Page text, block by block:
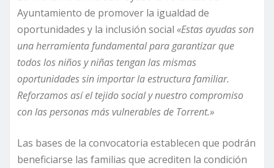
Ayuntamiento de promover la igualdad de
oportunidades y la inclusión social «Estas ayudas son
una herramienta fundamental para garantizar que
todos los niños y niñas tengan las mismas
oportunidades sin importar la estructura familiar.
Reforzamos así el tejido social y nuestro compromiso
con las personas más vulnerables de Torrent.»
Las bases de la convocatoria establecen que podrán
beneficiarse las familias que acrediten la condición